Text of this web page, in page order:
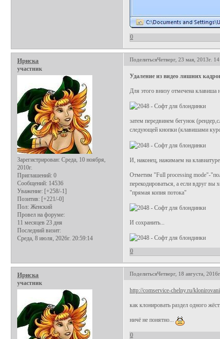
0
ПоделитьсяЧетверг, 23 мая, 2013г.
Ириска
участник
Зарегистрирован: Среда, 10 ноября,
2010г.
Приглашений: 0
Сообщений: 14536
Уважение: [+258/-1]
Позитив: [+221/-0]
Пол: Женский
Провел на форуме:
11 месяцев 23 дня
Последний визит:
Среда, 8 июля, 2026г. 20:59:14
Удаление из видео лишних
Для этого внизу отмечена
затем передвинем бегунок
следующей кнопки (клавишами
И, наконец, нажимаем на
Отметим "Full processing mode"-
перекодироваться, а если вдруг вы
"прямая копия потока"
И сохранить...
0
ПоделитьсяЧетверг, 18 августа,
Ириска
участник
http://comservice-chelny.ru/
как клонировать раздел одного
ничё не понятно...
0